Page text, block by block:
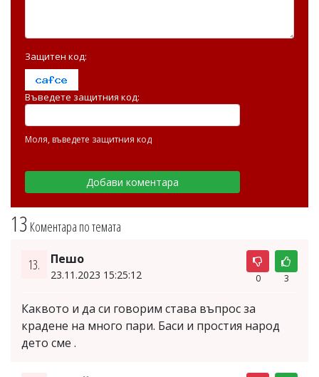
13 Коментара по темата
13. Пешо
23.11.2023 15:25:12 0 3
Каквото и да си говорим става въпрос за
крадене на много пари. Баси и простия народ
дето сме .
Защитен код:
Въведете защитния код:
Моля, въведете защитния код